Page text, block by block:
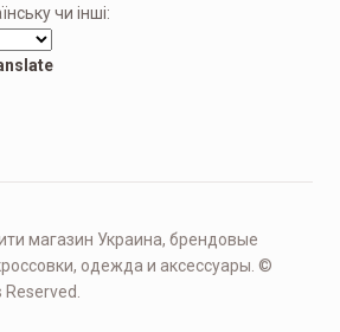
чи інші:
магазин Украина, брендовые
одежда и аксессуары. ©